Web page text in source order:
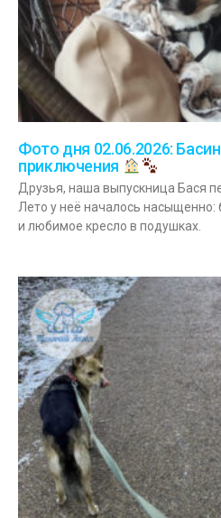
Фото дня 02.06.2026:
приключения
Друзья, наша выпускница Бася
Лето у неё началось насыщенно:
и любимое кресло в подушках.